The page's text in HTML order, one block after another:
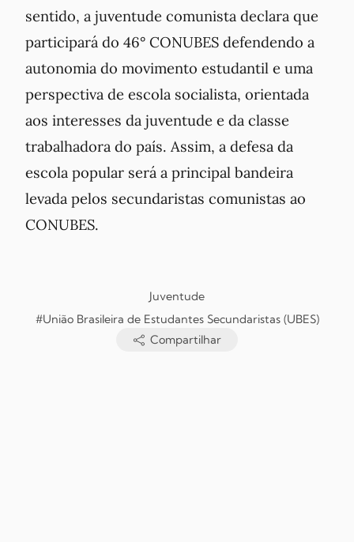
sentido, a juventude comunista declara que
participará do 46° CONUBES defendendo a
autonomia do movimento estudantil e uma
perspectiva de escola socialista, orientada
aos interesses da juventude e da classe
trabalhadora do país. Assim, a defesa da
escola popular será a principal bandeira
levada pelos secundaristas comunistas ao
CONUBES.
Juventude
#União Brasileira de Estudantes Secundaristas (UBES)
Compartilhar